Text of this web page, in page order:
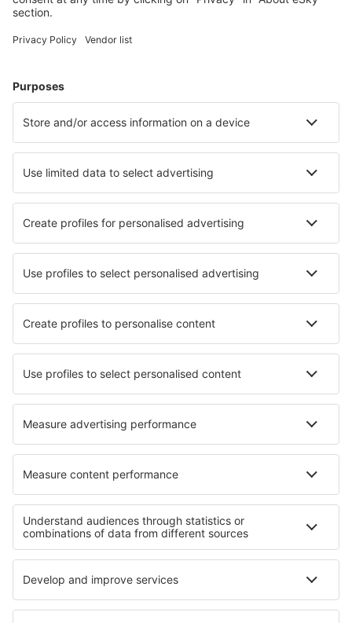
Planifică-ți călătoria
Bilete de avion
Zbor+Hotel
Află mai multe
Companii aeriene
Wizz Air
Ryanair
Lufthansa
Despre eSky
Cariere
Termeni şi condiţii
Rezervările mele
Politica de Confidențialitate
Politică cookie
Asistenţă şi contact